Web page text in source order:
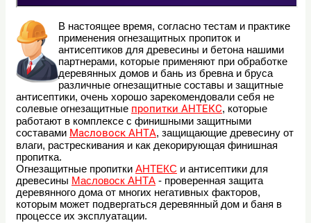
В настоящее время, согласно тестам и практике
применения огнезащитных пропиток и
антисептиков для древесины и бетона нашими
партнерами, которые применяют при обработке
деревянных домов и бань из бревна и бруса
различные огнезащитные составы и защитные
антисептики, очень хорошо зарекомендовали себя не
солевые огнезащитные пропитки АНТЕКС, которые
работают в комплексе с финишными защитными
составами Масловоск АНТА, защищающие древесину от
влаги, растрескивания и как декорирующая финишная
пропитка.
Огнезащитные пропитки АНТЕКС и антисептики для
древесины Масловоск АНТА - проверенная защита
деревянного дома от многих негативных факторов,
которым может подвергаться деревянный дом и баня в
процессе их эксплуатации.